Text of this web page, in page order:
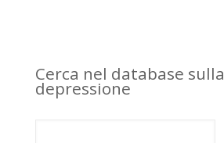
Cerca nel database sulla
depressione